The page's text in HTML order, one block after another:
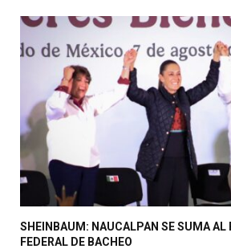
SHEINBAUM: NAUCALPAN SE SUMA AL
FEDERAL DE BACHEO